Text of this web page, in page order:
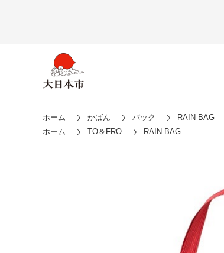
ホーム かばん バック
RAIN BAG
ホーム
TO＆FRO RAIN BAG